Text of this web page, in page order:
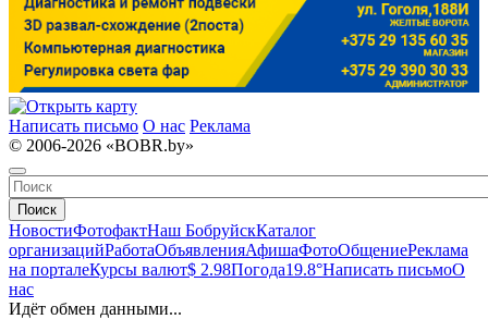
Написать письмо О нас Реклама
© 2006-2026 «BOBR.by»
Поиск
НовостиФотофактНаш БобруйскКаталог
организацийРаботаОбъявленияАфишаФотоОбщениеРеклама
на порталеКурсы валют$ 2.98Погода19.8°Написать письмоО
нас
Идёт обмен данными...